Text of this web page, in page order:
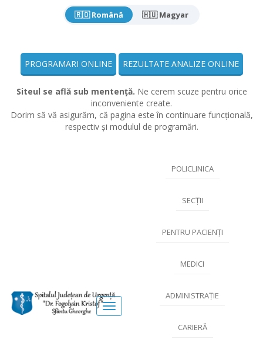
🇷🇴 Română 🇭🇺 Magyar
PROGRAMARI ONLINE REZULTATE ANALIZE ONLINE
Siteul se află sub mentență. Ne cerem scuze pentru orice
inconveniente create.
Dorim să vă asigurăm, că pagina este în continuare funcțională,
respectiv și modulul de programări.
Meniu
POLICLINICA
SECȚII
PENTRU PACIENȚI
MEDICI
ADMINISTRAȚIE
CARIERĂ